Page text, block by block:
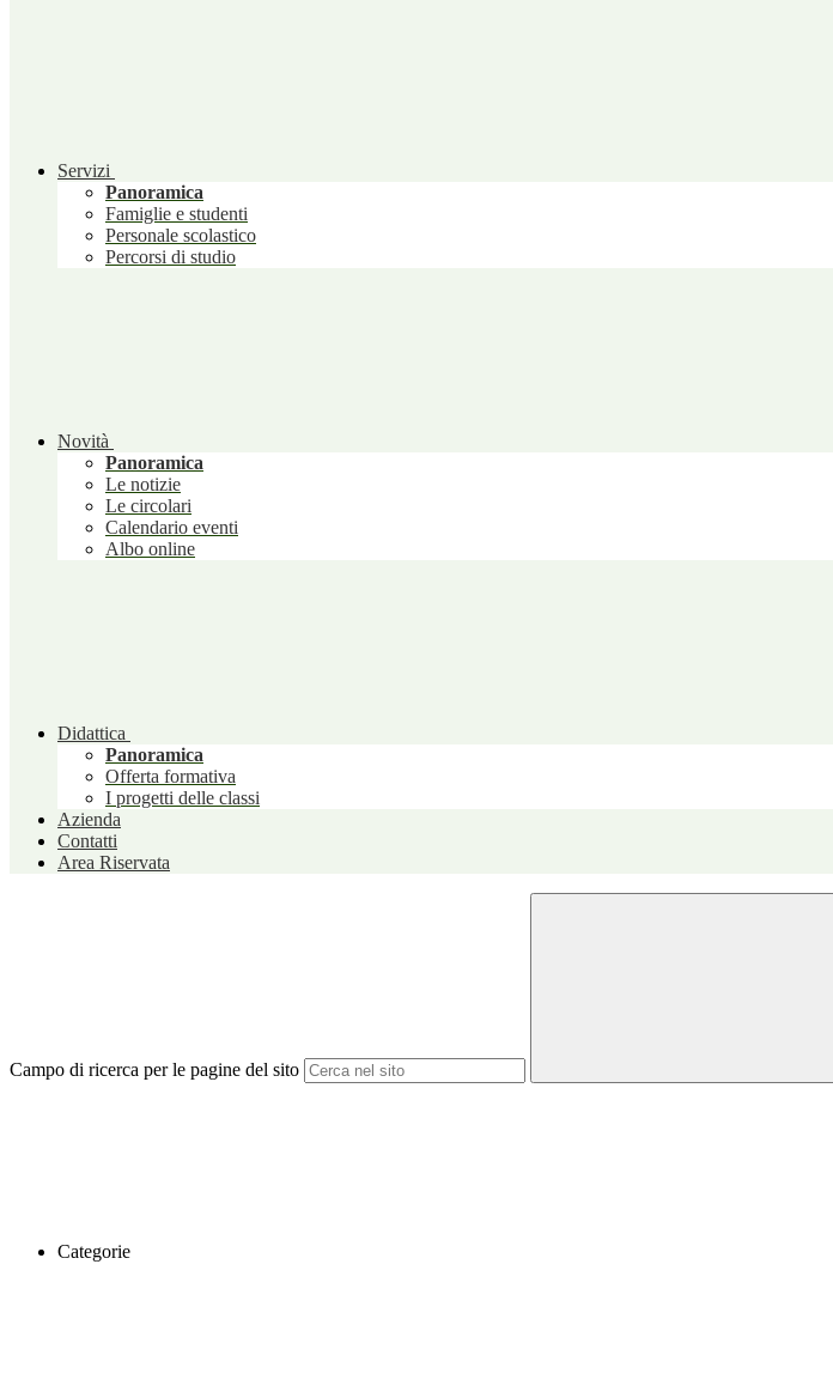
Servizi
Panoramica
Famiglie e studenti
Personale scolastico
Percorsi di studio
Novità
Panoramica
Le notizie
Le circolari
Calendario eventi
Albo online
Didattica
Panoramica
Offerta formativa
I progetti delle classi
Azienda
Contatti
Area Riservata
Campo di ricerca per le pagine del sito
Categorie